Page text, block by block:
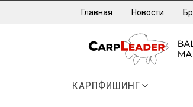
Главная Новости
КАРПФИШИНГ